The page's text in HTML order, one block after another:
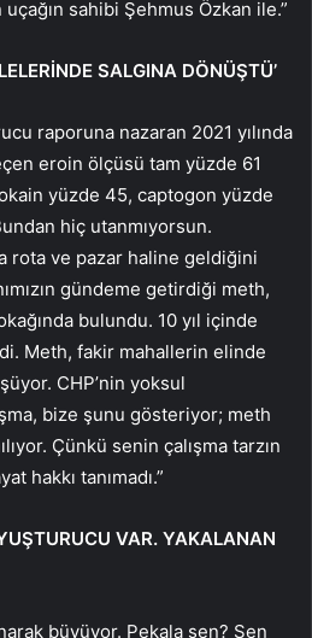
sahibi Şehmus Özkan ile.”
SALGINA DÖNÜŞTÜ’
raporuna nazaran 2021 yılında
eroin ölçüsü tam yüzde 61
yüzde 45, captogon yüzde
hiç utanmıyorsun.
rota ve pazar haline geldiğini
gündeme getirdiği meth,
bulundu. 10 yıl içinde
Meth, fakir mahallerin elinde
CHP’nin yoksul
bize şunu gösteriyor; meth
Çünkü senin çalışma tarzın
hakkı tanımadı.”
VAR. YAKALANAN
büyüyor. Pekala sen? Sen